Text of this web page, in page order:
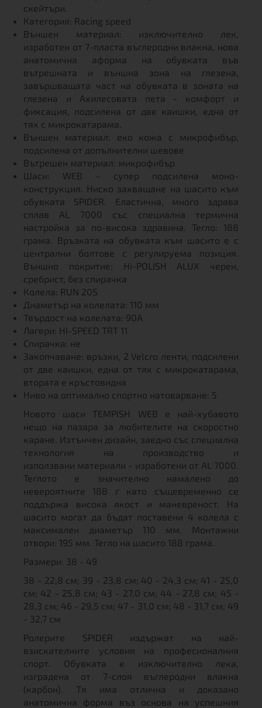
скейтъри.
Категория: Racing speed
Външен материал: изключително лек,
изработен от 7-пласта въглеродни влакна, нова
анатомична аформа на обувката във
вътрешната и външна зона на глезена,
завършващата част на обувката в зоната на
глезена и Ахилесовата пета - комфорт и
фиксация, подсилена от две каишки, една от
тях с микрокатарама.
Външен материал: еко кожа с микрофибър,
подсилена от допълнителни шевове
Вътрешен материал: микрофибър
Шаси: WEB – супер подсилена моно-
конструкция. Ниско захващане на шасито към
обувката SPIDER. Еластична, много здрава
сплав AL 7000 със специална термична
настройка за по-висока здравина. Тегло: 188
грама. Връзката на обувката към шасито е с
централни болтове с регулируема позиция.
Външно покритие: Hi-POLISH ALUX черен,
сребрист, без спирачка
Колела: RUN 20S
Диаметър на колелата: 110 мм
Твърдост на колелата: 90A
Лагери: HI-SPEED TRT 11
Спирачка: не
Закопчаване: връзки, 2 Velcro ленти, подсилени
от две каишки, една от тях с микрокатарама,
втората е кръстовидна
Ниво на оптимално спортно натоварване: 5
Новото шаси TEMPISH WEB е най-хубавото
нещо на пазара за любителите на скоростно
каране. Изтънчен дизайн, заедно със специална
технология на производство и
използвани материали - изработени от AL 7000.
Теглото е значително намалено до
невероятните 188 г като същевременно се
поддържа висока якост и маневреност. На
шасито могат да бъдат поставени 4 колела с
максимален диаметър 110 мм. Монтажни
отвори: 195 мм. Тегло на шасито 188 грама.
Размери: 38 - 49
38 - 22,8 см; 39 - 23,8 см; 40 - 24,3 см; 41 - 25,0
см; 42 - 25,8 см; 43 - 27,0 см; 44 - 27,8 см; 45 -
28,3 см; 46 - 29,5 см; 47 - 31,0 см; 48 - 31,7 см; 49
- 32,7 см
Ролерите SPIDER издържат на най-
взискателните условия на професионалния
спорт. Обувката е изключително лека,
изградена от 7-слоя въглеродни влакна
(карбон). Тя има отлична и доказано
анатомична форма въз основа на успешния